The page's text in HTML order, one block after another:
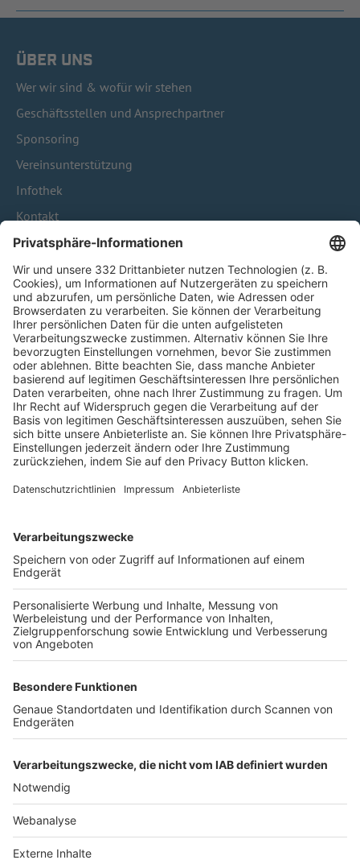
ÜBER UNS
Wer wir sind & wofür wir stehen
Geschäftsstellen und Ansprechpartner
Sponsoring
Vereinsunterstützung
Infothek
Kontakt
HÄUFIG BESUCHTE SEITEN
Pässe und Vereinswechsel
Trainerausbildung
Schulungsangebot Vereinsmitarbeiter
BFV-Geschäftsstellen
Trainerbörse
Login SpielPlus
FOLGE DEM BFV
TOP-VEREINE
TOP-PARTNER
Nutzungsbedingungen Datenschutz Impressum